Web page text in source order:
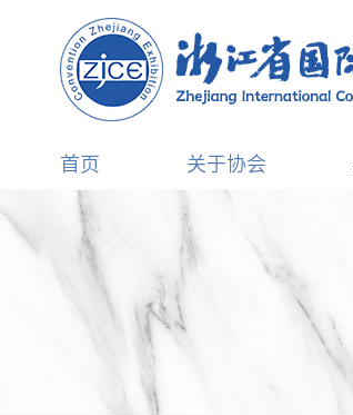
首页 关于协会